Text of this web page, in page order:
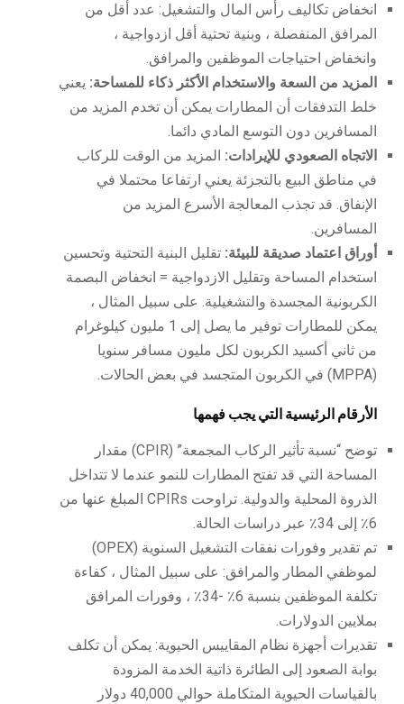
انخفاض تكاليف رأس المال والتشغيل: عدد أقل من
المرافق المنفصلة ، وبنية تحتية أقل ازدواجية ،
وانخفاض احتياجات الموظفين والمرافق.
المزيد من السعة والاستخدام الأكثر ذكاء للمساحة: يعني
خلط التدفقات أن المطارات يمكن أن تخدم المزيد من
المسافرين دون التوسع المادي دائما.
الاتجاه الصعودي للإيرادات: المزيد من الوقت للركاب
في مناطق البيع بالتجزئة يعني ارتفاعا محتملا في
الإنفاق. قد تجذب المعالجة الأسرع المزيد من
المسافرين.
أوراق اعتماد صديقة للبيئة: تقليل البنية التحتية وتحسين
استخدام المساحة وتقليل الازدواجية = انخفاض البصمة
الكربونية المجسدة والتشغيلية. على سبيل المثال ،
يمكن للمطارات توفير ما يصل إلى 1 مليون كيلوغرام
من ثاني أكسيد الكربون لكل مليون مسافر سنويا
(MPPA) في الكربون المتجسد في بعض الحالات.
الأرقام الرئيسية التي يجب فهمها
توضح “نسبة تأثير الركاب المجمعة” (CPIR) مقدار
المساحة التي قد تفتح المطارات للنمو عندما لا تتداخل
الذروة المحلية والدولية. تراوحت CPIRs المبلغ عنها من
6٪ إلى 34٪ عبر دراسات الحالة.
تم تقدير وفورات نفقات التشغيل السنوية (OPEX)
لموظفي المطار والمرافق: على سبيل المثال ، كفاءة
تكلفة الموظفين بنسبة 6٪ -34٪ ، وفورات المرافق
بملايين الدولارات.
تقديرات أجهزة نظام المقاييس الحيوية: يمكن أن تكلف
بوابة الصعود إلى الطائرة ذاتية الخدمة المزودة
بالقياسات الحيوية المتكاملة حوالي 40,000 دولار